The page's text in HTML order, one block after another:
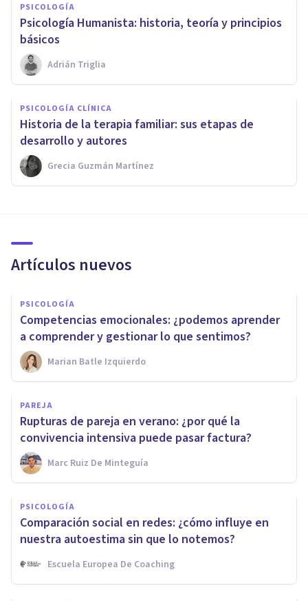
PSICOLOGÍA
Psicología Humanista: historia, teoría y principios
básicos
Adrián Triglia
PSICOLOGÍA CLÍNICA
Historia de la terapia familiar: sus etapas de
desarrollo y autores
Grecia Guzmán Martínez
Artículos nuevos
PSICOLOGÍA
Competencias emocionales: ¿podemos aprender
a comprender y gestionar lo que sentimos?
Marian Batle Izquierdo
PAREJA
Rupturas de pareja en verano: ¿por qué la
convivencia intensiva puede pasar factura?
Marc Ruiz De Minteguía
PSICOLOGÍA
Comparación social en redes: ¿cómo influye en
nuestra autoestima sin que lo notemos?
Escuela Europea De Coaching